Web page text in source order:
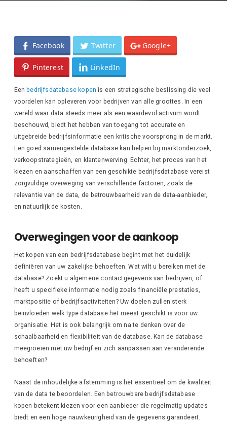
Facebook Twitter Google+
Pinterest LinkedIn
Een bedrijfsdatabase kopen is een strategische beslissing die veel
voordelen kan opleveren voor bedrijven van alle groottes. In een
wereld waar data steeds meer als een waardevol activum wordt
beschouwd, biedt het hebben van toegang tot accurate en
uitgebreide bedrijfsinformatie een kritische voorsprong in de markt.
Een goed samengestelde database kan helpen bij marktonderzoek,
verkoopstrategieën, en klantenwerving. Echter, het proces van het
kiezen en aanschaffen van een geschikte bedrijfsdatabase vereist
zorgvuldige overweging van verschillende factoren, zoals de
relevantie van de data, de betrouwbaarheid van de data-aanbieder,
en natuurlijk de kosten.
Overwegingen voor de aankoop
Het kopen van een bedrijfsdatabase begint met het duidelijk
definiëren van uw zakelijke behoeften. Wat wilt u bereiken met de
database? Zoekt u algemene contactgegevens van bedrijven, of
heeft u specifieke informatie nodig zoals financiële prestaties,
marktpositie of bedrijfsactiviteiten? Uw doelen zullen sterk
beïnvloeden welk type database het meest geschikt is voor uw
organisatie. Het is ook belangrijk om na te denken over de
schaalbaarheid en flexibiliteit van de database. Kan de database
meegroeien met uw bedrijf en zich aanpassen aan veranderende
behoeften?
Naast de inhoudelijke afstemming is het essentieel om de kwaliteit
van de data te beoordelen. Een betrouwbare bedrijfsdatabase
kopen betekent kiezen voor een aanbieder die regelmatig updates
biedt en een hoge nauwkeurigheid van de gegevens garandeert.